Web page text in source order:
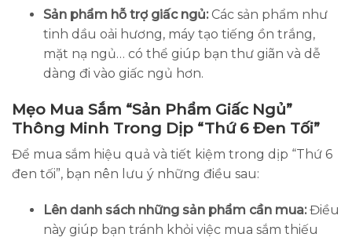
Sản phẩm hỗ trợ giấc ngủ: Các sản phẩm như
tinh dầu oải hương, máy tạo tiếng ồn trắng,
mặt nạ ngủ… có thể giúp bạn thư giãn và dễ
dàng đi vào giấc ngủ hơn.
Mẹo Mua Sắm “Sản Phẩm Giấc Ngủ”
Thông Minh Trong Dịp “Thứ 6 Đen Tối”
Để mua sắm hiệu quả và tiết kiệm trong dịp “Thứ 6
đen tối”, bạn nên lưu ý những điều sau:
Lên danh sách những sản phẩm cần mua:Điều
này giúp bạn tránh khỏi việc mua sắm thiếu